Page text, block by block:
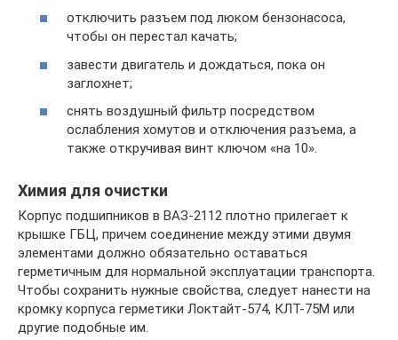
отключить разъем под люком бензонасоса,
чтобы он перестал качать;
завести двигатель и дождаться, пока он
заглохнет;
снять воздушный фильтр посредством
ослабления хомутов и отключения разъема, а
также откручивая винт ключом «на 10».
Химия для очистки
Корпус подшипников в ВАЗ-2112 плотно прилегает к
крышке ГБЦ, причем соединение между этими двумя
элементами должно обязательно оставаться
герметичным для нормальной эксплуатации транспорта.
Чтобы сохранить нужные свойства, следует нанести на
кромку корпуса герметики Локтайт-574, КЛТ-75М или
другие подобные им.